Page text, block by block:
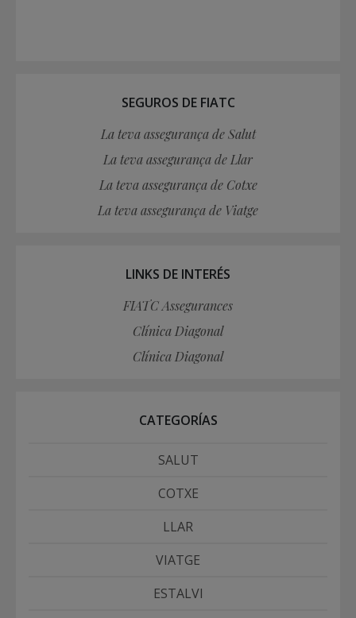
SEGUROS DE FIATC
La teva assegurança de Salut
La teva assegurança de Llar
La teva assegurança de Cotxe
La teva assegurança de Viatge
LINKS DE INTERÉS
FIATC Assegurances
Clínica Diagonal
Clínica Diagonal
CATEGORÍAS
SALUT
COTXE
LLAR
VIATGE
ESTALVI